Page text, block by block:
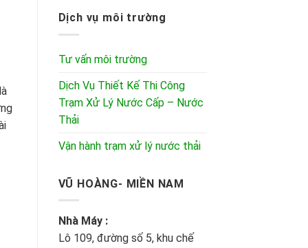
Dịch vụ môi trường
Tư vấn môi trường
Dịch Vụ Thiết Kế Thi Công
Trạm Xử Lý Nước Cấp – Nước
Thải
Vận hành trạm xử lý nước thải
VŨ HOÀNG- MIỀN NAM
Nhà Máy :
Lô 109, đường số 5, khu chế